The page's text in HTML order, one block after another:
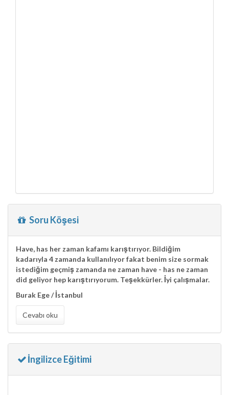
Soru Köşesi
Have, has her zaman kafamı karıştırıyor. Bildiğim
kadarıyla 4 zamanda kullanılıyor fakat benim size sormak
istediğim geçmiş zamanda ne zaman have - has ne zaman
did geliyor hep karıştırıyorum. Teşekkürler. İyi çalışmalar.
Burak Ege / İstanbul
Cevabı oku
İngilizce Eğitimi